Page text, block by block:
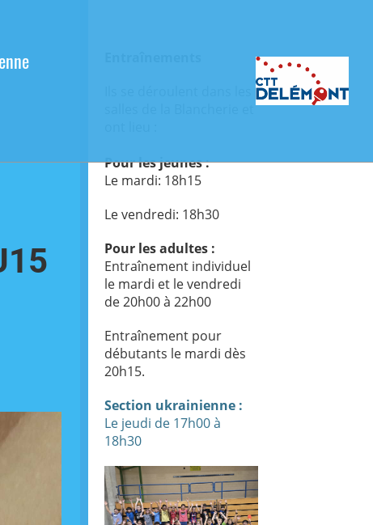
Pour les jeunes :
Le mardi: 18h15
Le vendredi: 18h30
Pour les adultes :
Entraînement individuel
le mardi et le vendredi
de 20h00 à 22h00
Entraînement pour
débutants le mardi dès
20h15.
Section ukrainienne :
Le jeudi de 17h00 à
18h30